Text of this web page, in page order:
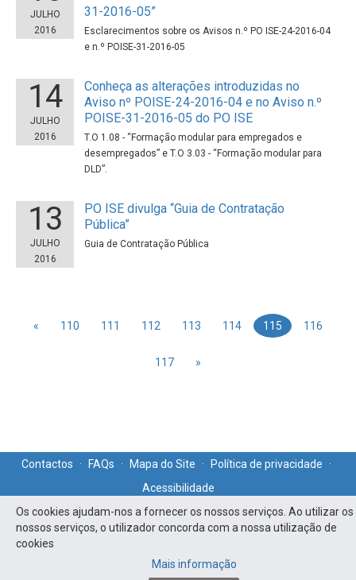
Os cookies ajudam-nos a fornecer os nossos serviços. Ao utilizar os
nossos serviços, o utilizador concorda com a nossa utilização de
cookies
Mais informação
JULHO
2016
31-2016-05”
Esclarecimentos sobre os Avisos n.º PO ISE-24-2016-04
e n.º POISE-31-2016-05
14
JULHO
2016
Conheça as alterações introduzidas no
Aviso nº POISE-24-2016-04 e no Aviso n.º
POISE-31-2016-05 do PO ISE
T.O 1.08 - “Formação modular para empregados e
desempregados” e T.O 3.03 - “Formação modular para
DLD”.
13
JULHO
2016
PO ISE divulga “Guia de Contratação
Pública”
Guia de Contratação Pública
« 110 111 112 113 114 115 116
117 »
Contactos · FAQs · Mapa do Site · Política de privacidade
·
Acessibilidade
PO ISE - Todos os direitos reservados